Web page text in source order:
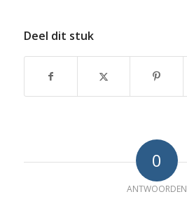
Deel dit stuk
0
ANTWOORDEN